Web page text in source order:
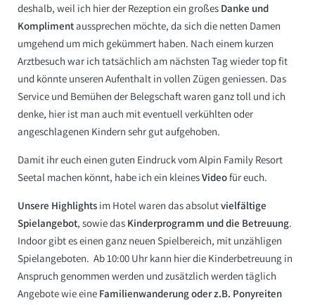
deshalb, weil ich hier der Rezeption ein großes Danke und
Komplimentaussprechen möchte, da sich die netten Damen
umgehend um mich gekümmert haben. Nach einem kurzen
Arztbesuch war ich tatsächlich am nächsten Tag wieder top fit
und könnte unseren Aufenthalt in vollen Zügen geniessen. Das
Service und Bemühen der Belegschaft waren ganz toll und ich
denke, hier ist man auch mit eventuell verkühlten oder
angeschlagenen Kindern sehr gut aufgehoben.
Damit ihr euch einen guten Eindruck vom Alpin Family Resort
Seetal machen könnt, habe ich ein kleinesVideofür euch.
Unsere Highlights im Hotel waren das absolutvielfältige
Spielangebot, sowie das Kinderprogramm und die Betreuung.
Indoor gibt es einen ganz neuen Spielbereich, mit unzähligen
Spielangeboten. Ab 10:00 Uhr kann hier die Kinderbetreuung in
Anspruch genommen werden und zusätzlich werden täglich
Angebote wie eine Familienwanderung oder z.B. Ponyreiten